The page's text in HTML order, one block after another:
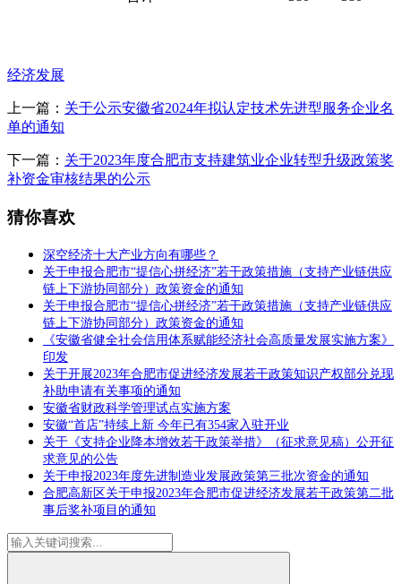
经济发展
上一篇： 关于公示安徽省2024年拟认定技术先进型服务企业名
单的通知
下一篇： 关于2023年度合肥市支持建筑业企业转型升级政策奖
补资金审核结果的公示
猜你喜欢
深空经济十大产业方向有哪些？
关于申报合肥市“提信心拼经济”若干政策措施（支持产业链供应
链上下游协同部分）政策资金的通知
关于申报合肥市“提信心拼经济”若干政策措施（支持产业链供应
链上下游协同部分）政策资金的通知
《安徽省健全社会信用体系赋能经济社会高质量发展实施方案》
印发
关于开展2023年合肥市促进经济发展若干政策知识产权部分兑现
补助申请有关事项的通知
安徽省财政科学管理试点实施方案
安徽“首店”持续上新 今年已有354家入驻开业
关于《支持企业降本增效若干政策举措》（征求意见稿）公开征
求意见的公告
关于申报2023年度先进制造业发展政策第三批次资金的通知
合肥高新区关于申报2023年合肥市促进经济发展若干政策第二批
事后奖补项目的通知